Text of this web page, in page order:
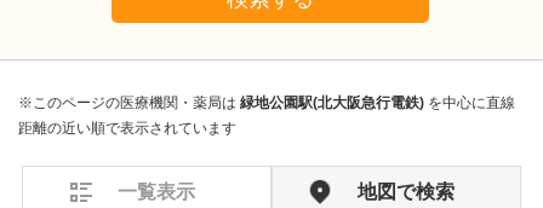
※このページの医療機関・薬局は 緑地公園駅(北大阪急行電鉄) を中心に直線
距離の近い順で表示されています
一覧表示 地図で検索